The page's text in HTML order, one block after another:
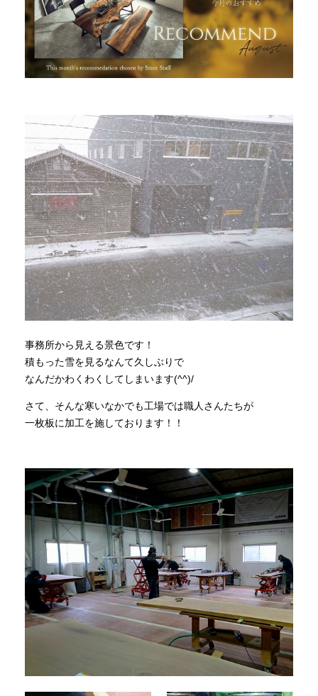
MOKUBA CHANNEL
お問い合わせ
事務所から見える景色です！
積もった雪を見るなんて久しぶりで
なんだかわくわくしてしまいます(^^)/
さて、そんな寒いなかでも工場では職人さんたちが
一枚板に加工を施しております！！